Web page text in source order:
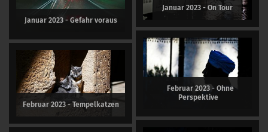
Januar 2023 - Gefahr voraus
Januar 2023 - On Tour
Februar 2023 - Ohne
Perspektive
Februar 2023 - Tempelkatzen